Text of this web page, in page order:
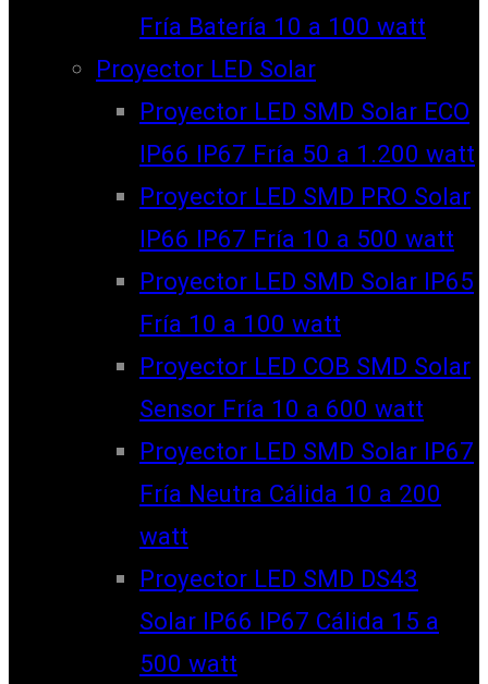
Fría Batería 10 a 100 watt
Proyector LED Solar
Proyector LED SMD Solar ECO
IP66 IP67 Fría 50 a 1.200 watt
Proyector LED SMD PRO Solar
IP66 IP67 Fría 10 a 500 watt
Proyector LED SMD Solar IP65
Fría 10 a 100 watt
Proyector LED COB SMD Solar
Sensor Fría 10 a 600 watt
Proyector LED SMD Solar IP67
Fría Neutra Cálida 10 a 200
watt
Proyector LED SMD DS43
Solar IP66 IP67 Cálida 15 a
500 watt